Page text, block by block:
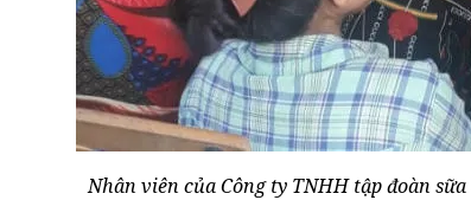
Nhân viên của Công ty TNHH tập đoàn